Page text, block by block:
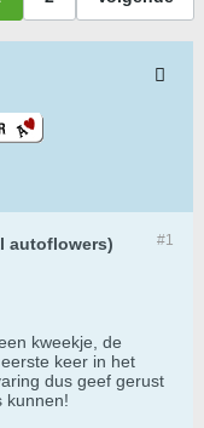
#1
autoflowers)
kweekje, de
keer in het
dus geef gerust
kunnen!